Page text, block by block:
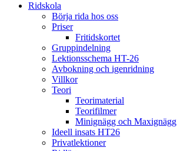
Ridskola
Börja rida hos oss
Priser
Fritidskortet
Gruppindelning
Lektionsschema HT-26
Avbokning och igenridning
Villkor
Teori
Teorimaterial
Teorifilmer
Minignägg och Maxignägg
Ideell insats HT26
Privatlektioner